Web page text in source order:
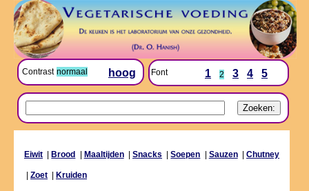
Contrast normaal hoog Font 1 2 3 4 5
Eiwit Brood Maaltijden|Snacks |Soepen Sauzen|Chutney
Zoet Kruiden